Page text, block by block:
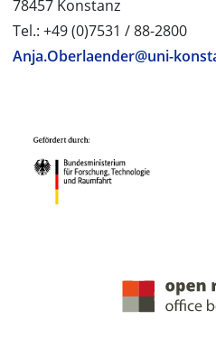
78457 Konstanz
Tel.: +49 (0)7531 / 88-2800
Anja.Oberlaender@uni-